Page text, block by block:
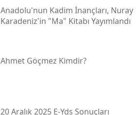
Anadolu'nun Kadim İnançları, Nuray
Karadeniz'in "ma" Kitabı Yayımlandı
Ahmet Göçmez Kimdir?
20 Aralık 2025 E-Yds Sonuçları